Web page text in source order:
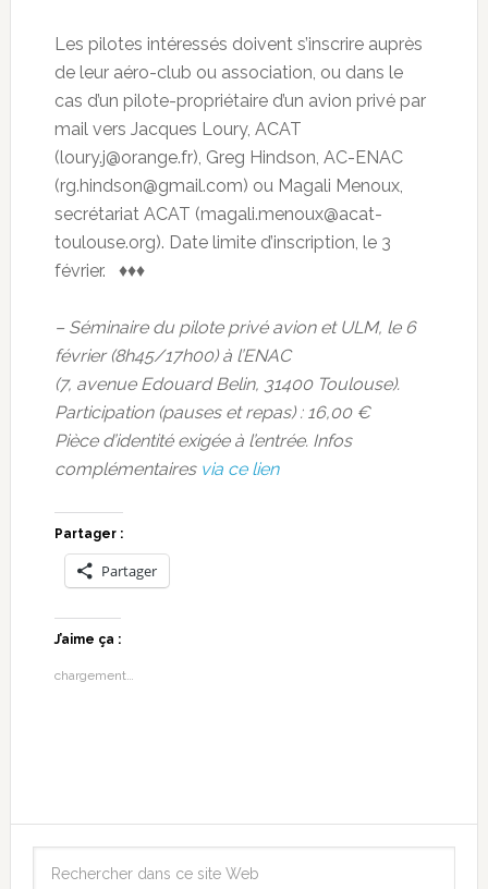
Les pilotes intéressés doivent s’inscrire auprès
de leur aéro-club ou association, ou dans le
cas d’un pilote-propriétaire d’un avion privé par
mail vers Jacques Loury, ACAT
(loury.j@orange.fr), Greg Hindson, AC-ENAC
(rg.hindson@gmail.com) ou Magali Menoux,
secrétariat ACAT (magali.menoux@acat-
toulouse.org). Date limite d’inscription, le 3
février. ♦♦♦
– Séminaire du pilote privé avion et ULM, le 6
février (8h45/17h00) à l’ENAC
(7, avenue Edouard Belin, 31400 Toulouse).
Participation (pauses et repas) : 16,00 €
Pièce d’identité exigée à l’entrée. Infos
complémentaires via ce lien
Partager :
Partager
J’aime ça :
chargement…